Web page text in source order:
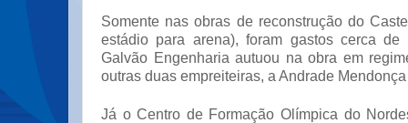
Somente nas obras de reconstrução do
estádio para arena), foram gastos cerca
Galvão Engenharia autuou na obra em
outras duas empreiteiras, a Andrade
Já o Centro de Formação Olímpica do